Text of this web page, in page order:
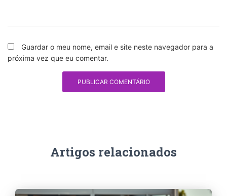
Guardar o meu nome, email e site neste navegador para a
próxima vez que eu comentar.
Artigos relacionados